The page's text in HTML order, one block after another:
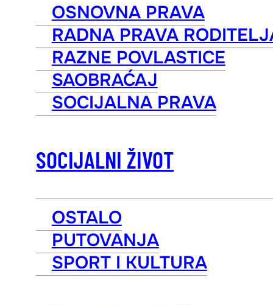
OSNOVNA PRAVA
RADNA PRAVA
RAZNE POVLASTICE
SAOBRAĆAJ
SOCIJALNA PRAVA
SOCIJALNI ŽIVOT
OSTALO
PUTOVANJA
SPORT I KULTURA